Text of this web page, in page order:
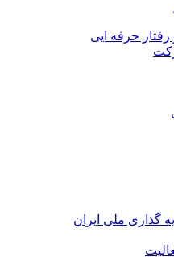
حرفه ایی
گذاری ملی ایران